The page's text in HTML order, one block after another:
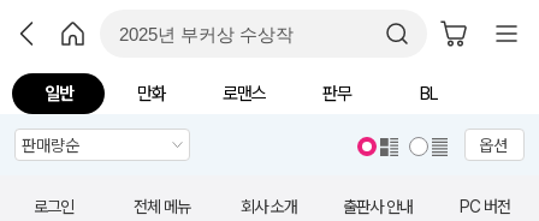
일반 만화 로맨스 판무 BL
옵션
로그인 전체 메뉴 회사 소개 출판사 안내 PC 버전